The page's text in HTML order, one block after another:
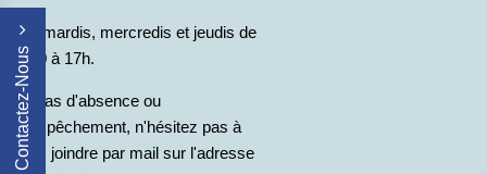
Contactez-Nous
Les mardis, mercredis et jeudis de
8h30 à 17h.
En cas d'absence ou
d'empêchement, n'hésitez pas à
nous joindre par mail sur l'adresse